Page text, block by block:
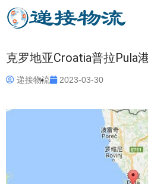
克罗地亚Croatia普拉Pula
递接物流 2023-03-30